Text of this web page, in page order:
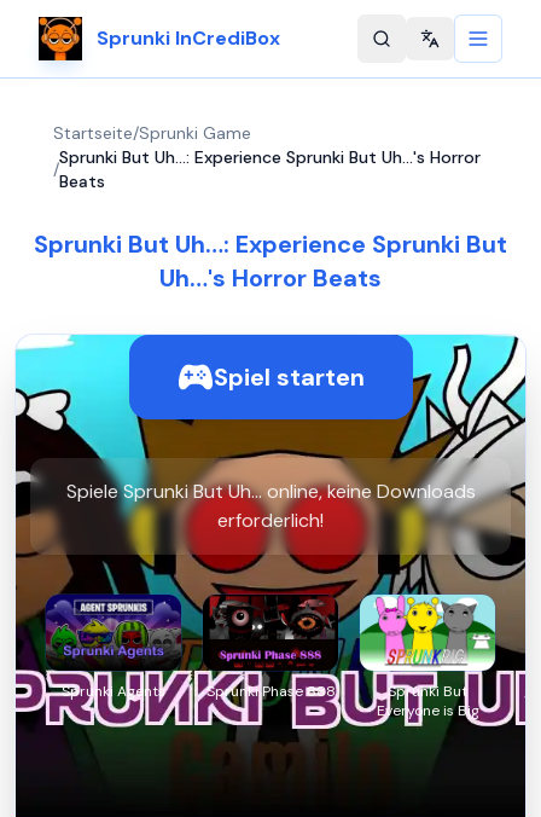
Sprunki InCrediBox Change
Startseite/Sprunki Game
/
Sprunki But Uh…: Experience Sprunki But Uh…'s Horror
Beats
Sprunki But Uh…: Experience Sprunki But
Uh…'s Horror Beats
Spiel starten
Spiele Sprunki But Uh… online, keine Downloads
erforderlich!
Sprunki Agents Sprunki Phase 888
Sprunki But
Everyone is Big